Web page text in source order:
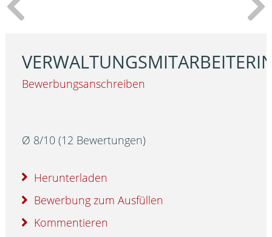
Bewerbungsanschreiben
Ø 8/10 (12 Bewertungen)
Herunterladen
Bewerbung zum Ausfüllen
Kommentieren